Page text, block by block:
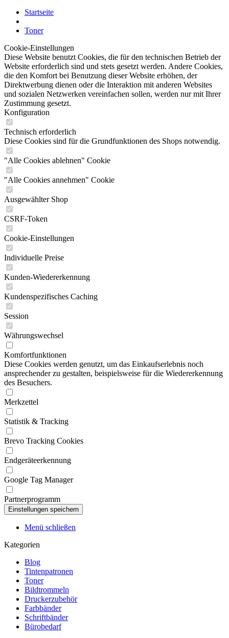
Startseite
Toner
Cookie-Einstellungen
Diese Website benutzt Cookies, die für den technischen Betrieb der
Website erforderlich sind und stets gesetzt werden. Andere Cookies,
die den Komfort bei Benutzung dieser Website erhöhen, der
Direktwerbung dienen oder die Interaktion mit anderen Websites
und sozialen Netzwerken vereinfachen sollen, werden nur mit Ihrer
Zustimmung gesetzt.
Konfiguration
Technisch erforderlich
Diese Cookies sind für die Grundfunktionen des Shops notwendig.
"Alle Cookies ablehnen" Cookie
"Alle Cookies annehmen" Cookie
Ausgewählter Shop
CSRF-Token
Cookie-Einstellungen
Individuelle Preise
Kunden-Wiedererkennung
Kundenspezifisches Caching
Session
Währungswechsel
Komfortfunktionen
Diese Cookies werden genutzt, um das Einkaufserlebnis noch
ansprechender zu gestalten, beispielsweise für die Wiedererkennung
des Besuchers.
Merkzettel
Statistik & Tracking
Brevo Tracking Cookies
Endgeräteerkennung
Google Tag Manager
Partnerprogramm
Menü schließen
Kategorien
Blog
Tintenpatronen
Toner
Bildtrommeln
Druckerzubehör
Farbbänder
Schriftbänder
Bürobedarf